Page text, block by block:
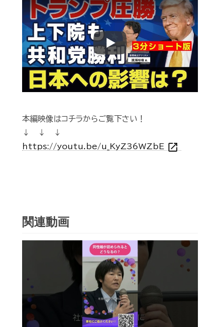
Play
本編映像はコチラからご覧下さい！
↓ ↓ ↓
https://youtu.be/u_KyZ36WZbE open_in_new
関連動画